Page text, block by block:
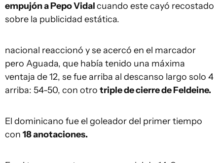
empujón a Pepo Vidalcuando este cayó recostado
sobre la publicidad estática.
nacional reaccionó y se acercó en el marcador
pero Aguada, que había tenido una máxima
ventaja de 12, se fue arriba al descanso largo solo 4
arriba: 54-50, con otro triple de cierre de Feldeine.
El dominicano fue el goleador del primer tiempo
con 18 anotaciones.